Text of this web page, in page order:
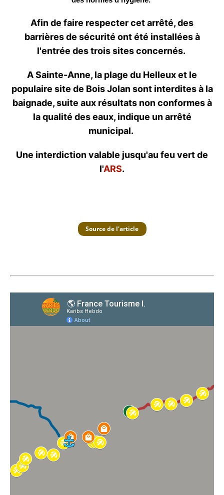
Afin de faire respecter cet arrêté, des
barrières de sécurité ont été installées à
l'entrée des trois sites concernés.
A Sainte-Anne, la plage du Helleux et le
populaire site de Bois Jolan sont interdites à la
baignade, suite aux résultats non conformes à
la qualité des eaux, indique un arrêté
municipal.
Une interdiction valable jusqu'au feu vert de
l'ARS.